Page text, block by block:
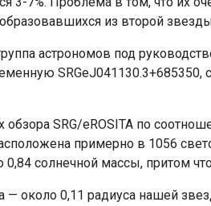
из второй
астрономов под
SRG/eROSITA по
примерно в 1056
0,84 солнечной массы, притом
— около 0,11 радиуса нашей